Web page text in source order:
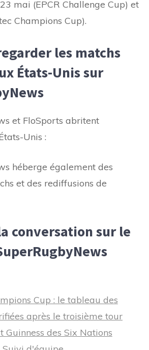
mai (EPCR Challenge Cup) et
Champions Cup).
les matchs
États-Unis sur
et FloSports abritent
Unis :
héberge également des
et des rediffusions de
conversation sur le
Cup : le tableau des
après le troisième tour
Guinness des Six Nations